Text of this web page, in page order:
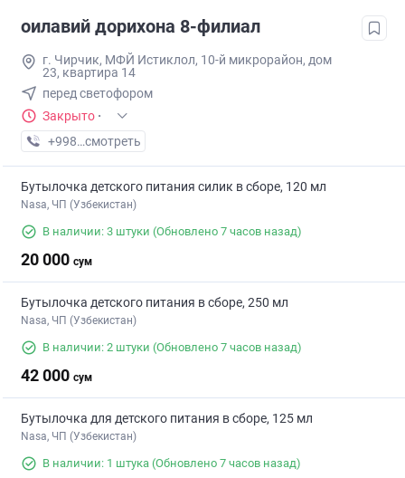
оилавий дорихона 8-филиал
г. Чирчик, МФЙ Истиклол, 10-й микрорайон, дом
23, квартира 14
перед светофором
Закрыто ·
+998 (97) XXX-XX-XX
смотреть
Бутылочка детского питания силик в сборе, 120 мл
Nasa, ЧП (Узбекистан)
В наличии: 3 штуки (Обновлено 7 часов назад)
20 000 сум
Бутылочка детского питания в сборе, 250 мл
Nasa, ЧП (Узбекистан)
В наличии: 2 штуки (Обновлено 7 часов назад)
42 000 сум
Бутылочка для детского питания в сборе, 125 мл
Nasa, ЧП (Узбекистан)
В наличии: 1 штука (Обновлено 7 часов назад)